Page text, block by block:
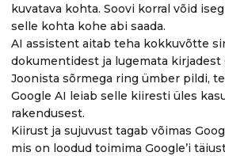
kuvatava kohta. Soovi korral võid
selle kohta kohe abi saada.
AI assistent aitab teha kokkuvõtte
dokumentidest ja lugemata kirjadest
Joonista sõrmega ring ümber pildi,
Google AI leiab selle kiiresti üles
rakendusest.
Kiirust ja sujuvust tagab võimas
mis on loodud toimima Google’i